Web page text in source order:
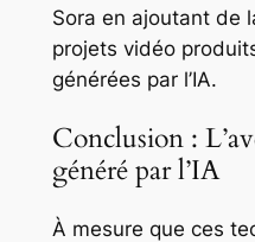
Sora en ajoutant de
projets vidéo
générées par l’IA.
Conclusion :
généré par l’IA
À mesure que ces